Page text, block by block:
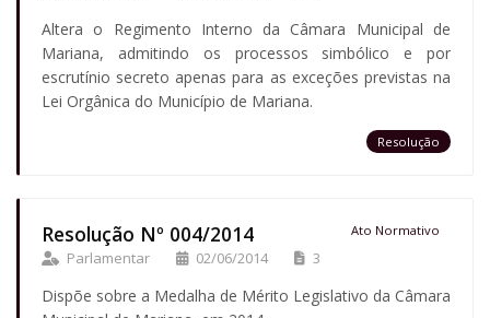
Altera o Regimento Interno da Câmara Municipal de
Mariana, admitindo os processos simbólico e por
escrutínio secreto apenas para as exceções previstas na
Lei Orgânica do Município de Mariana.
Resolução
Resolução Nº 004/2014 Ato Normativo
Parlamentar 02/06/2014 3
Dispõe sobre a Medalha de Mérito Legislativo da Câmara